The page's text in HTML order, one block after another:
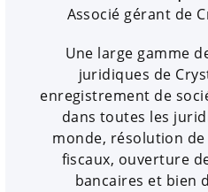
Associé gérant de
Une large gamme
juridiques de
enregistrement de
dans toutes les
monde, résolution
fiscaux, ouverture
bancaires et bien